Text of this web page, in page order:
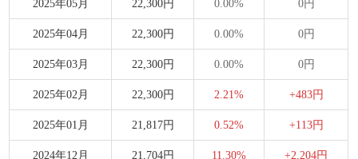
2025年05月 22,300円 0.00% 0円
2025年04月 22,300円 0.00% 0円
2025年03月 22,300円 0.00% 0円
2025年02月 22,300円 2.21% +483円
2025年01月 21,817円 0.52% +113円
2024年12月 21,704円 11.30% +2,204円